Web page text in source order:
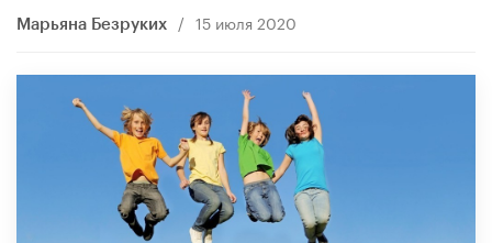
Марьяна Безруких / 15 июля 2020